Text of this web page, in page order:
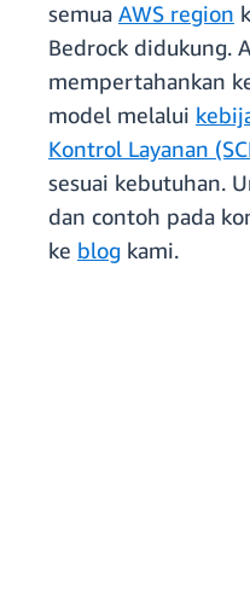
semua AWS region
Bedrock didukung.
mempertahankan
model melalui
Kontrol Layanan
sesuai kebutuhan.
dan contoh pada
ke blog kami.